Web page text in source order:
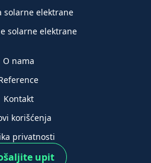
solarne elektrane
solarne elektrane
O nama
Kontakt
korišćenja
privatnosti
upit